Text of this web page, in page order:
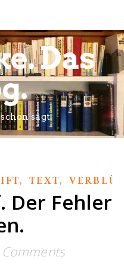
Das
sagt.
,TEXT,
Der Fehler